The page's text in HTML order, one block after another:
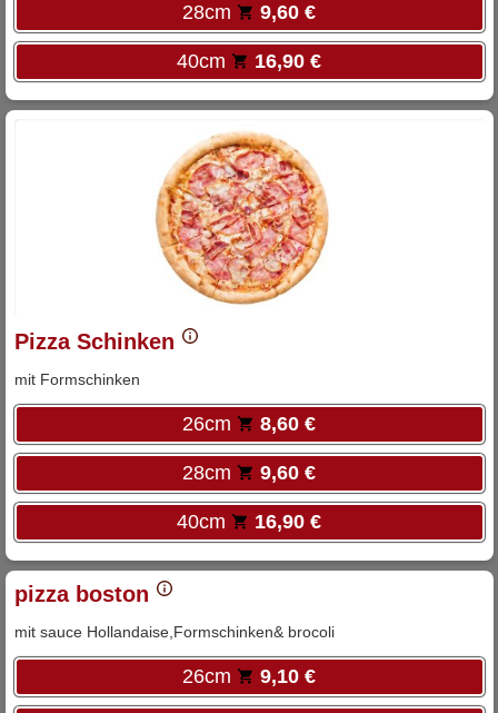
28cm 9,60 €
40cm 16,90 €
Pizza Schinken
mit Formschinken
26cm 8,60 €
28cm 9,60 €
40cm 16,90 €
pizza boston
mit sauce Hollandaise,Formschinken& brocoli
26cm 9,10 €